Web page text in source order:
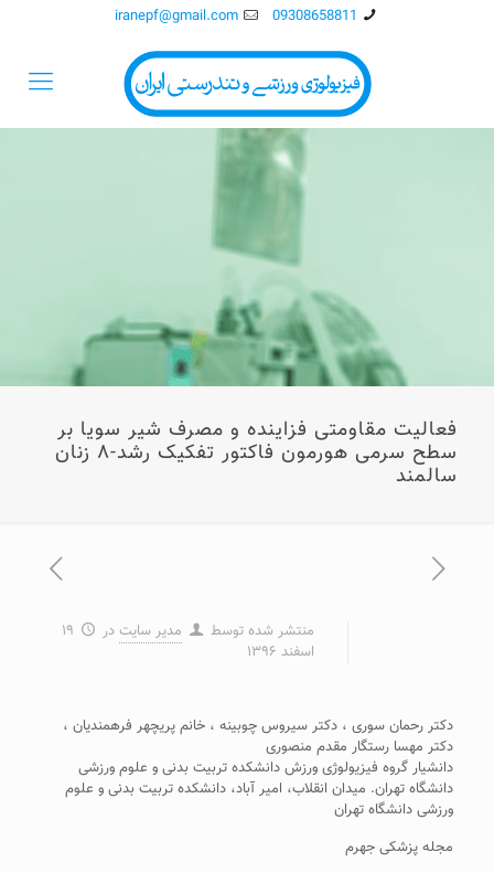
09308658811
iranepf@gmail.com
فعالیت مقاومتی فزاینده و مصرف شیر سویا بر
سطح سرمی هورمون فاکتور تفکیک رشد-۸ زنان
سالمند
منتشر شده توسط مدیر سایت در
۱۹
اسفند ۱۳۹۶
دکتر رحمان سوری ، دکتر سیروس چوبینه ، خانم پریچهر فرهمندیان ،
دکتر مهسا رستگار مقدم منصوری
دانشیار گروه فیزیولوژی ورزش دانشکده تربیت بدنی و علوم ورزشی
دانشگاه تهران. میدان انقلاب، امیر آباد، دانشکده تربیت بدنی و علوم
ورزشی دانشگاه تهران
مجله پزشکی جهرم